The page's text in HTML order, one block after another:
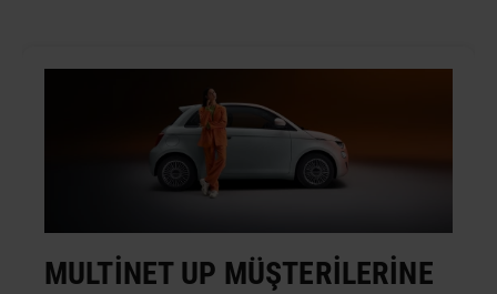
MULTİNET UP MÜŞTERİLERİNE